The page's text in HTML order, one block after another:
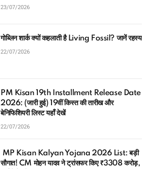
23/07/2026
गोब्लिन शार्क क्यों कहलाती है Living Fossil? जानें रहस्य
22/07/2026
PM Kisan 19th Installment Release Date
2026: (जारी हुई) 19वीं किस्त की तारीख और
बेनिफिशियरी लिस्ट यहाँ देखें
22/07/2026
MP Kisan Kalyan Yojana 2026 List: बड़ी
सौगात! CM मोहन यादव ने ट्रांसफर किए ₹3308 करोड़,